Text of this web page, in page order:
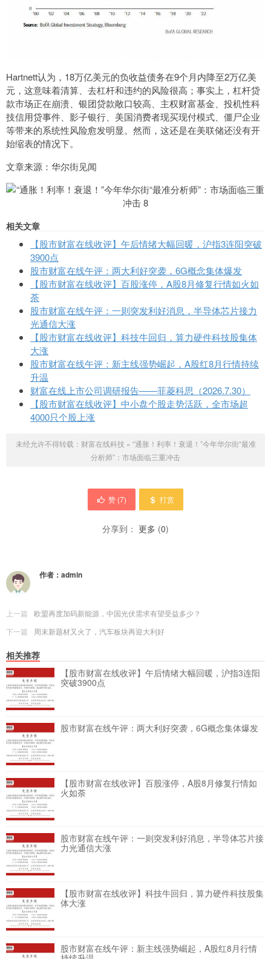
Hartnett认为，18万亿美元的负收益债务在9个月内降至2万亿美
元，这意味着清算、去杠杆和违约的风险很高；事实上，杠杆贷
款市场正在崩溃、银团贷款敞口较高、主权财富基金、投机性科
技信用贷事件、影子银行、美国消费者现买现付模式、僵尸企业
等带来的系统性风险愈发明显。然而，这还是在美联储还没有开
始缩表的情况下。
文章来源：华尔街见闻
相关文章
【股市财富在线收评】午后情绪大幅回暖，沪指3连阳突破
3900点
股市财富在线午评：两大利好突袭，6G概念集体爆发
【股市财富在线收评】百股涨停，A股8月修复行情如火如
荼
股市财富在线午评：一则突发利好消息，半导体芯片接力
光通信大涨
【股市财富在线收评】科技牛回归，算力硬件科技股集体
大涨
股市财富在线午评：新主线强势崛起，A股红8月行情持续
升温
财富在线上市公司调研报告——菲菱科思（2026.7.30）
【股市财富在线收评】中小盘个股走势活跃，全市场超
4000只个股上涨
未经允许不得转载： 财富在线科技 » “通胀！利率！衰退！”今年华尔街“最准
分析师”：市场面临三重冲击
赞 (7) 打赏
分享到： 更多 (0)
作者： admin
上一篇
欧盟再度加码新能源，中国光伏需求有望受益多少？
下一篇
周末新题材又火了，汽车板块再迎大利好
相关推荐
【股市财富在线收评】午后情绪大幅回暖，沪指3连阳
突破3900点
股市财富在线午评：两大利好突袭，6G概念集体爆发
【股市财富在线收评】百股涨停，A股8月修复行情如
火如荼
股市财富在线午评：一则突发利好消息，半导体芯片接
力光通信大涨
【股市财富在线收评】科技牛回归，算力硬件科技股集
体大涨
股市财富在线午评：新主线强势崛起，A股红8月行情